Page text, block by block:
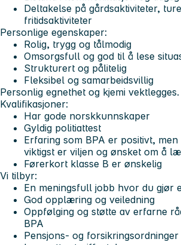
Deltakelse på gårdsaktiviteter,
fritidsaktiviteter
Personlige egenskaper:
Rolig, trygg og tålmodig
Omsorgsfull og god til å lese
Strukturert og pålitelig
Fleksibel og samarbeidsvillig
Personlig egnethet og kjemi vektlegges.
Kvalifikasjoner:
Har gode norskkunnskaper
Gyldig politiattest
Erfaring som BPA er positivt,
viktigst er viljen og ønsket om å
Førerkort klasse B er ønskelig
Vi tilbyr:
En meningsfull jobb hvor du gjør
God opplæring og veiledning
Oppfølging og støtte av erfarne
BPA
Pensjons- og forsikringsordninger